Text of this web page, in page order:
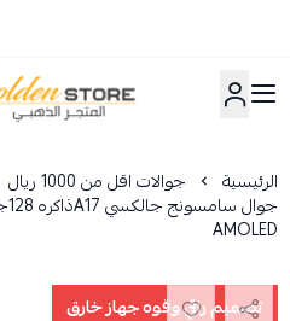
المتجر الذهبي
الرئيسية جوالات اقل من 1000 ريال
AMOLED
تصميم راقي وقوه جهاز خارق